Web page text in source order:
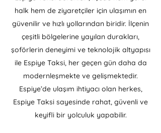
halk hem de ziyaretçiler için ulaşımın en
güvenilir ve hızlı yollarından biridir. İlçenin
çeşitli bölgelerine yayılan durakları,
şoförlerin deneyimi ve teknolojik altyapısı
ile Espiye Taksi, her geçen gün daha da
modernleşmekte ve gelişmektedir.
Espiye’de ulaşım ihtiyacı olan herkes,
Espiye Taksi sayesinde rahat, güvenli ve
keyifli bir yolculuk yapabilir.